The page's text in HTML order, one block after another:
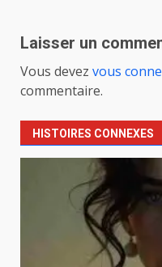
Laisser un
Vous devez vous
commentaire.
HISTOIRES CONNEXES